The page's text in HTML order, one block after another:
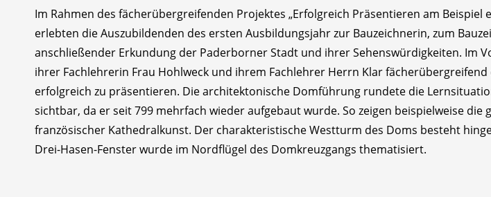
Im Rahmen des fächerübergreifenden Projektes „Erfolgreich Präsentieren am
erlebten die Auszubildenden des ersten Ausbildungsjahr zur Bauzeichnerin, zum
anschließender Erkundung der Paderborner Stadt und ihrer Sehenswürdigkeiten. Im
ihrer Fachlehrerin Frau Hohlweck und ihrem Fachlehrer Herrn Klar
erfolgreich zu präsentieren. Die architektonische Domführung rundete die
sichtbar, da er seit 799 mehrfach wieder aufgebaut wurde. So zeigen beispielweise
französischer Kathedralkunst. Der charakteristische Westturm des Doms besteht
Drei-Hasen-Fenster wurde im Nordflügel des Domkreuzgangs thematisiert.